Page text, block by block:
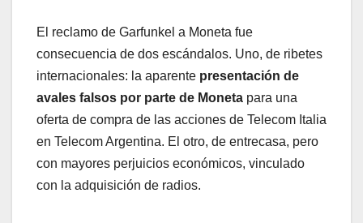
El reclamo de Garfunkel a Moneta fue
consecuencia de dos escándalos. Uno, de ribetes
internacionales: la aparente presentación de
avales falsos por parte de Moneta para una
oferta de compra de las acciones de Telecom Italia
en Telecom Argentina. El otro, de entrecasa, pero
con mayores perjuicios económicos, vinculado
con la adquisición de radios.